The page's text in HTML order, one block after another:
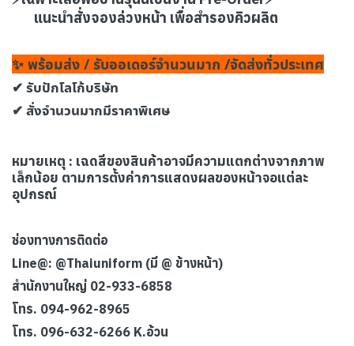
แนะนำสั่งจองล่วงหน้า เพื่อสำรองคิวผลิต
✨ พร้อมส่ง / รับออเดอร์จำนวนมาก /จัดส่งทั่วประเทศ
✔ รับปักโลโก้บริษัท
✔ สั่งจำนวนมากมีราคาพิเศษ
หมายเหตุ : เฉดสีของสินค้าอาจมีความแตกต่างจากภาพ
เล็กน้อย ตามการตั้งค่าการแสดงผลของหน้าจอแต่ละ
อุปกรณ์
ช่องทางการติดต่อ
Line@: @Thaiuniform (มี @ ข้างหน้า)
สำนักงานใหญ่ 02-933-6858
โทร. 094-962-8965
โทร. 096-632-6266 K.อ้วน